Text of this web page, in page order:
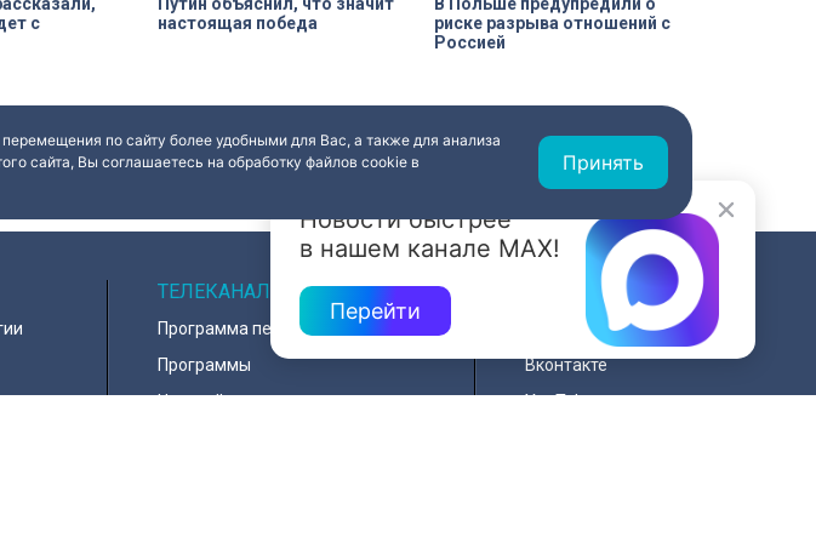
с
Путин объяснил, что значит
настоящая победа
В Польше предупредили о
риске разрыва отношений с
Россией
Новости быстрее
в нашем канале MAX!
Перейти
по сайту более удобными для Вас, а также для анализа
сайта, Вы соглашаетесь на обработку файлов cookie в
Принять
ТЕЛЕКАНАЛ
Программа передач
Программы
Настройка канала
Вконтакте
YouTube